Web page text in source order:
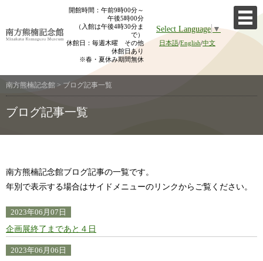
content
開館時間：午前9時00分～
午後5時00分
（入館は午後4時30分ま
で）
休館日：毎週木曜 その他
休館日あり
※春・夏休み期間無休
Select Language▼
日本語/English/中文
南方熊楠記念館 > ブログ記事一覧
ブログ記事一覧
南方熊楠記念館ブログ記事の一覧です。
年別で表示する場合はサイドメニューのリンクからご覧ください。
2023年06月07日
企画展終了まであと４日
2023年06月06日